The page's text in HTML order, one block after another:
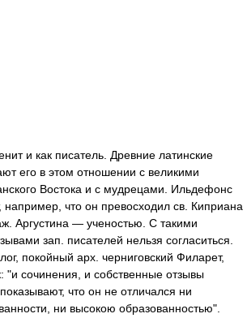
и как писатель. Древние латинские
его в этом отношении с великими
Востока и с мудрецами. Ильдефонс
например, что он превосходил св. Киприана
Аргустина — ученостью. С такими
зап. писателей нельзя согласиться.
покойный арх. черниговский Филарет,
"и сочинения, и собственные отзывы
что он не отличался ни
ни высокою образованностью".